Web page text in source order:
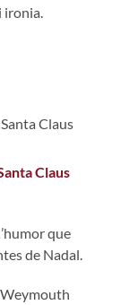
Claus
que
de Nadal.